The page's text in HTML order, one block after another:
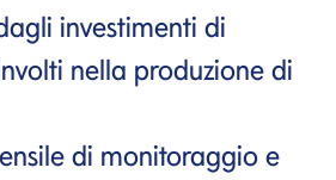
investimenti di
nella produzione di
di monitoraggio e